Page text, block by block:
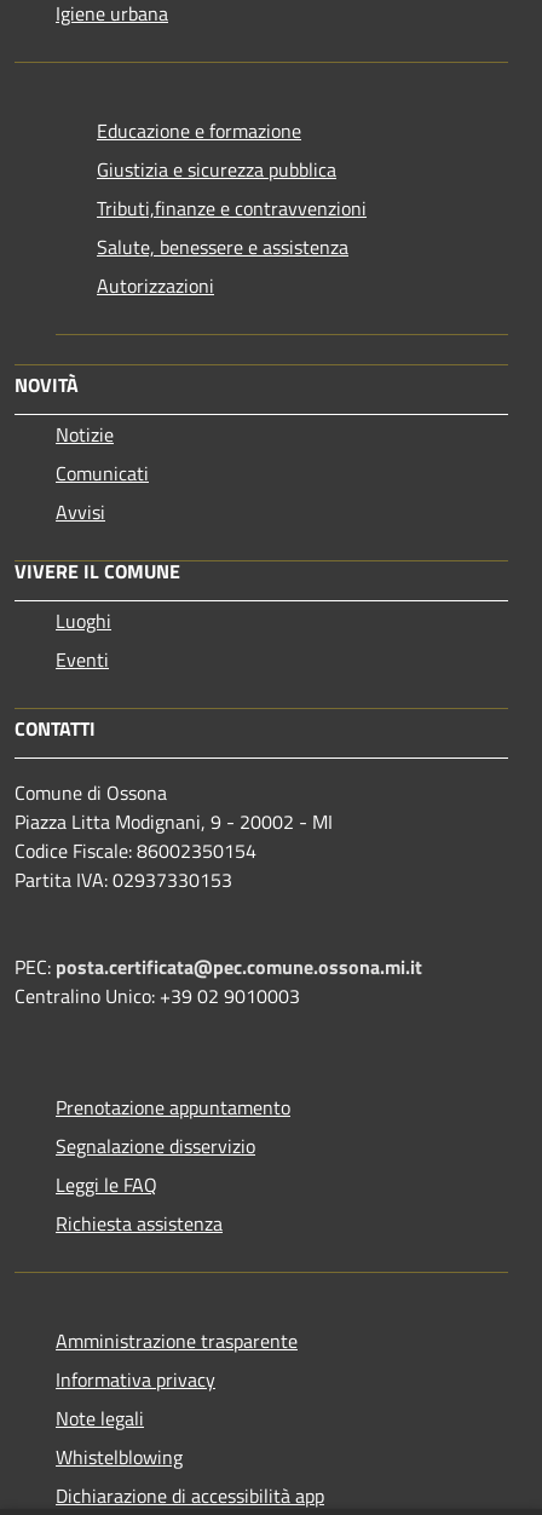
Igiene urbana
Educazione e formazione
Giustizia e sicurezza pubblica
Tributi,finanze e contravvenzioni
Salute, benessere e assistenza
Autorizzazioni
NOVITÀ
Notizie
Comunicati
Avvisi
VIVERE IL COMUNE
Luoghi
Eventi
CONTATTI
Comune di Ossona
Piazza Litta Modignani, 9 - 20002 - MI
Codice Fiscale: 86002350154
Partita IVA: 02937330153
PEC: posta.certificata@pec.comune.ossona.mi.it
Centralino Unico: +39 02 9010003
Prenotazione appuntamento
Segnalazione disservizio
Leggi le FAQ
Richiesta assistenza
Amministrazione trasparente
Informativa privacy
Note legali
Whistelblowing
Dichiarazione di accessibilità app